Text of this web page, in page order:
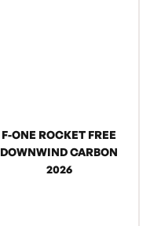
F-ONE ROCKET FREE
DOWNWIND CARBON
2026